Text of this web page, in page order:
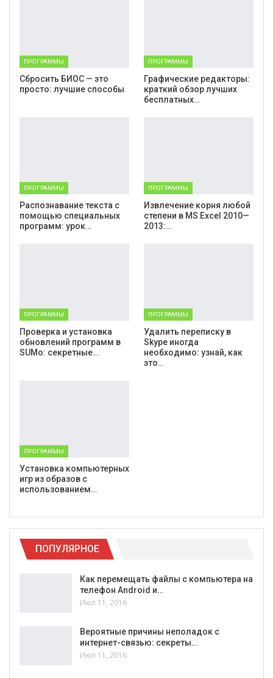
ПРОГРАММЫ
Cбросить БИОС — это
просто: лучшие способы
ПРОГРАММЫ
Графические редакторы:
краткий обзор лучших
бесплатных…
ПРОГРАММЫ
Распознавание текста с
помощью специальных
программ: урок…
ПРОГРАММЫ
Извлечение корня любой
степени в MS Excel 2010—
2013:…
ПРОГРАММЫ
Проверка и установка
обновлений программ в
SUMo: секретные…
ПРОГРАММЫ
Удалить переписку в
Skype иногда
необходимо: узнай, как
это…
ПРОГРАММЫ
Установка компьютерных
игр из образов с
использованием…
ПОПУЛЯРНОЕ
Как перемещать файлы с компьютера на
телефон Android и…
Июл 11, 2016
Вероятные причины неполадок с
интернет-связью: секреты…
Июл 11, 2016